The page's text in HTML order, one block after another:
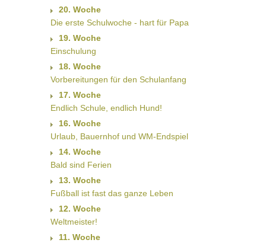
20. Woche
Die erste Schulwoche - hart für Papa
19. Woche
Einschulung
18. Woche
Vorbereitungen für den Schulanfang
17. Woche
Endlich Schule, endlich Hund!
16. Woche
Urlaub, Bauernhof und WM-Endspiel
14. Woche
Bald sind Ferien
13. Woche
Fußball ist fast das ganze Leben
12. Woche
Weltmeister!
11. Woche